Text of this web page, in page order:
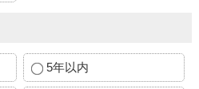
5年以内